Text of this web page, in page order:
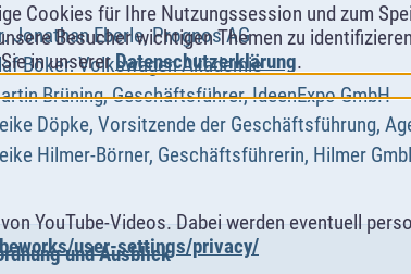
Cookies für Ihre Nutzungssession und zum
Besucher wichtigen Themen zu
in unsererDatenschutzerklärung.
YouTube-Videos. Dabei werden eventuell
user-settings/privacy/
Jonathan Eberle,Prognos AG
Böker, Volkswagen Akademie
Brüning, Geschäftsführer, IdeenExpo GmbH
Döpke, Vorsitzende der Geschäftsführung,
Hilmer-Börner, Geschäftsführerin, Hilmer
und Ausblick